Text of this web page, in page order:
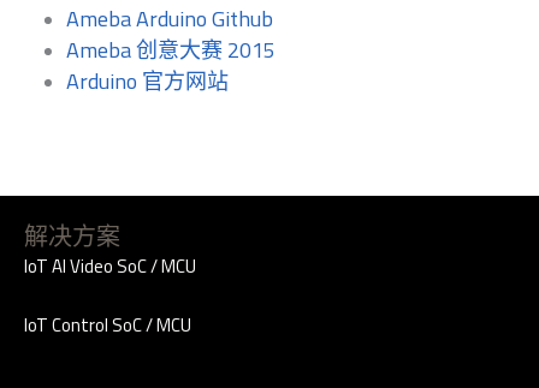
Ameba Arduino Github
Ameba 创意大赛 2015
Arduino 官方网站
解决方案
IoT AI Video SoC / MCU
IoT Control SoC / MCU